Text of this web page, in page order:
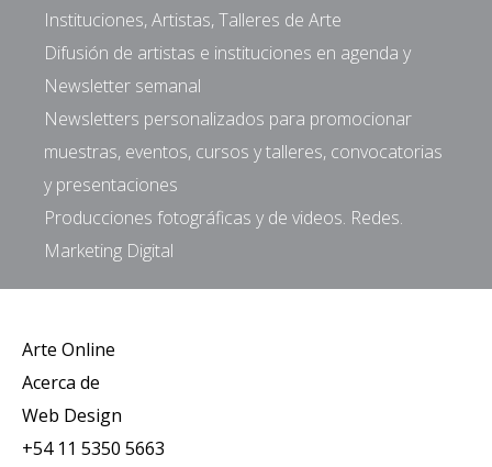
Instituciones, Artistas, Talleres de Arte
Difusión de artistas e instituciones en agenda y
Newsletter semanal
Newsletters personalizados para promocionar
muestras, eventos, cursos y talleres, convocatorias
y presentaciones
Producciones fotográficas y de videos. Redes.
Marketing Digital
Arte Online
Acerca de
Web Design
+54 11 5350 5663